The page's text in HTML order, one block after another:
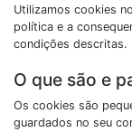
Utilizamos cookies
política e a
condições descritas.
O que são e
Os cookies são
guardados no seu